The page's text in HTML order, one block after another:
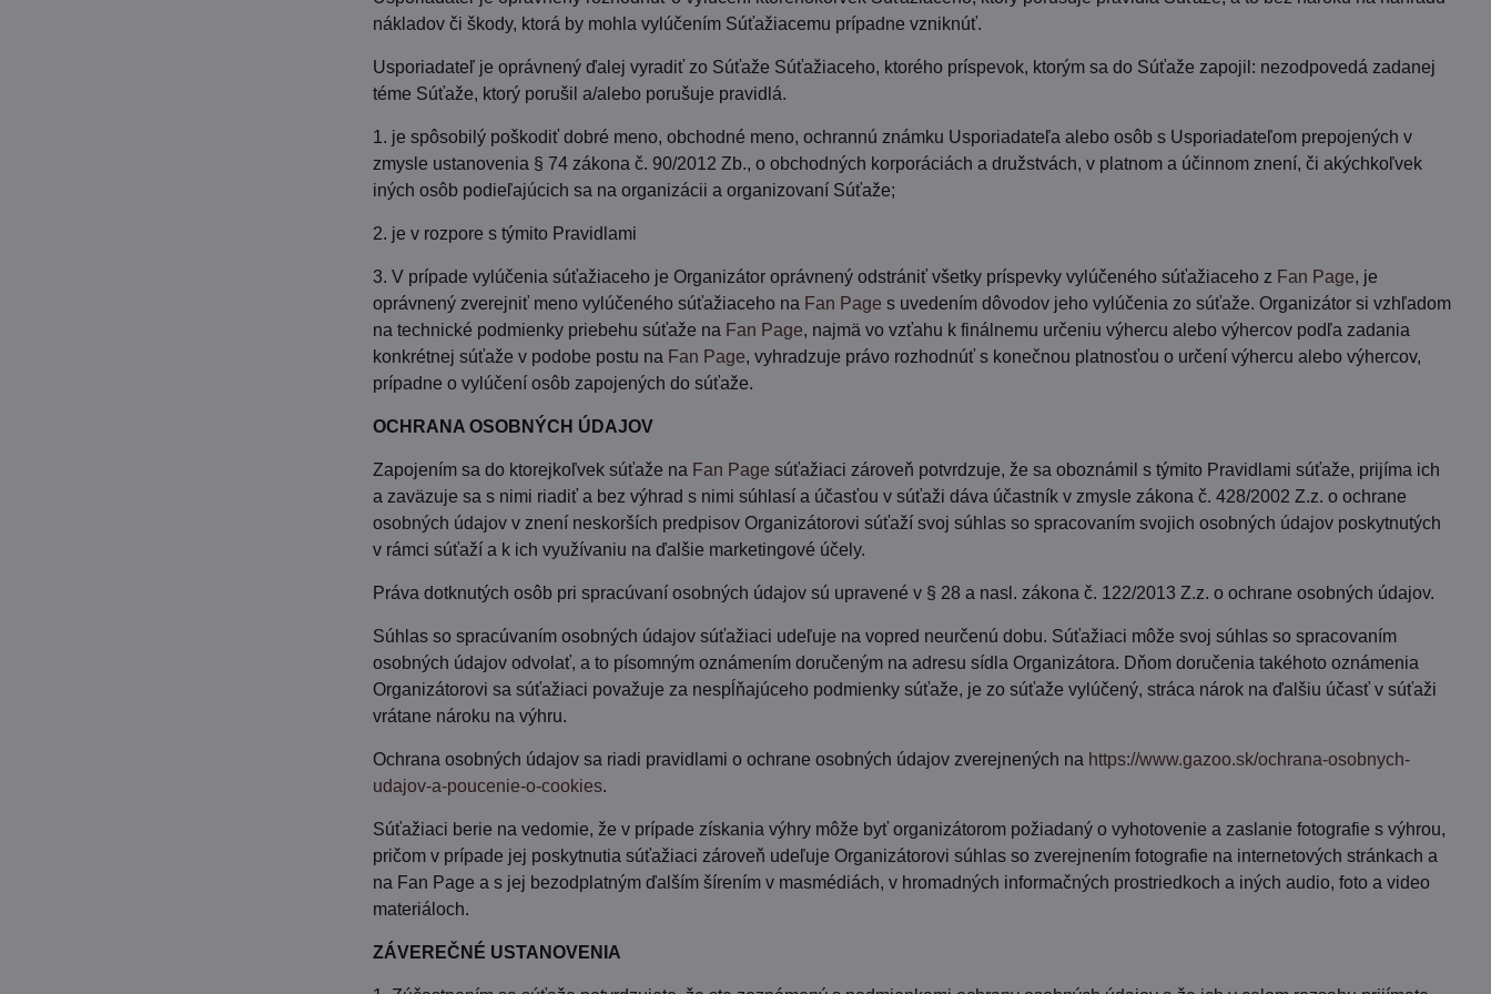
nákladov či škody, ktorá by mohla vylúčením Súťažiacemu prípadne vzniknúť.
Usporiadateľ je oprávnený ďalej vyradiť zo Súťaže Súťažiaceho, ktorého príspevok, ktorým sa do Súťaže zapojil: nezodpovedá zadanej
téme Súťaže, ktorý porušil a/alebo porušuje pravidlá.
1. je spôsobilý poškodiť dobré meno, obchodné meno, ochrannú známku Usporiadateľa alebo osôb s Usporiadateľom prepojených v
zmysle ustanovenia § 74 zákona č. 90/2012 Zb., o obchodných korporáciách a družstvách, v platnom a účinnom znení, či akýchkoľvek
iných osôb podieľajúcich sa na organizácii a organizovaní Súťaže;
2. je v rozpore s týmito Pravidlami
3. V prípade vylúčenia súťažiaceho je Organizátor oprávnený odstrániť všetky príspevky vylúčeného súťažiaceho z Fan Page, je
oprávnený zverejniť meno vylúčeného súťažiaceho na Fan Page s uvedením dôvodov jeho vylúčenia zo súťaže. Organizátor si vzhľadom
na technické podmienky priebehu súťaže na Fan Page, najmä vo vzťahu k finálnemu určeniu výhercu alebo výhercov podľa zadania
konkrétnej súťaže v podobe postu na Fan Page, vyhradzuje právo rozhodnúť s konečnou platnosťou o určení výhercu alebo výhercov,
prípadne o vylúčení osôb zapojených do súťaže.
OCHRANA OSOBNÝCH ÚDAJOV
Zapojením sa do ktorejkoľvek súťaže na Fan Page súťažiaci zároveň potvrdzuje, že sa oboznámil s týmito Pravidlami súťaže, prijíma ich
a zaväzuje sa s nimi riadiť a bez výhrad s nimi súhlasí a účasťou v súťaži dáva účastník v zmysle zákona č. 428/2002 Z.z. o ochrane
osobných údajov v znení neskorších predpisov Organizátorovi súťaží svoj súhlas so spracovaním svojich osobných údajov poskytnutých
v rámci súťaží a k ich využívaniu na ďalšie marketingové účely.
Práva dotknutých osôb pri spracúvaní osobných údajov sú upravené v § 28 a nasl. zákona č. 122/2013 Z.z. o ochrane osobných údajov.
Súhlas so spracúvaním osobných údajov súťažiaci udeľuje na vopred neurčenú dobu. Súťažiaci môže svoj súhlas so spracovaním
osobných údajov odvolať, a to písomným oznámením doručeným na adresu sídla Organizátora. Dňom doručenia takéhoto oznámenia
Organizátorovi sa súťažiaci považuje za nespĺňajúceho podmienky súťaže, je zo súťaže vylúčený, stráca nárok na ďalšiu účasť v súťaži
vrátane nároku na výhru.
Ochrana osobných údajov sa riadi pravidlami o ochrane osobných údajov zverejnených na https://www.gazoo.sk/ochrana-osobnych-
udajov-a-poucenie-o-cookies.
Súťažiaci berie na vedomie, že v prípade získania výhry môže byť organizátorom požiadaný o vyhotovenie a zaslanie fotografie s výhrou,
pričom v prípade jej poskytnutia súťažiaci zároveň udeľuje Organizátorovi súhlas so zverejnením fotografie na internetových stránkach a
na Fan Page a s jej bezodplatným ďalším šírením v masmédiách, v hromadných informačných prostriedkoch a iných audio, foto a video
materiáloch.
ZÁVEREČNÉ USTANOVENIA